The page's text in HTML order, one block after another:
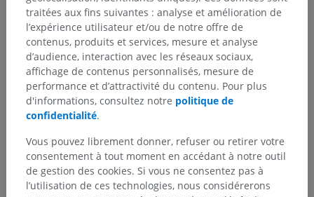
Vous avez vu une erreur ?
N’hésitez pas à nous suggérer une correction, une
traduction, une amélioration de contenu.
TÉLÉCHARGEZ L'APPLI
traitées aux fins suivantes : analyse et amélioration de
l’expérience utilisateur et/ou de notre offre de
contenus, produits et services, mesure et analyse
d’audience, interaction avec les réseaux sociaux,
affichage de contenus personnalisés, mesure de
performance et d’attractivité du contenu. Pour plus
d'informations, consultez notre politique de
confidentialité.
Vous pouvez librement donner, refuser ou retirer votre
consentement à tout moment en accédant à notre outil
de gestion des cookies. Si vous ne consentez pas à
l’utilisation de ces technologies, nous considérerons